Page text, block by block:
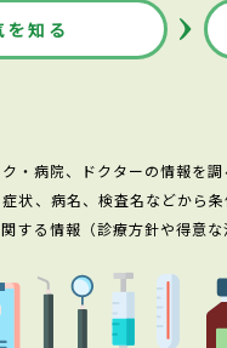
を知る
病院、ドクターの情報を
、病名、検査名などから
する情報（診療方針や得意な